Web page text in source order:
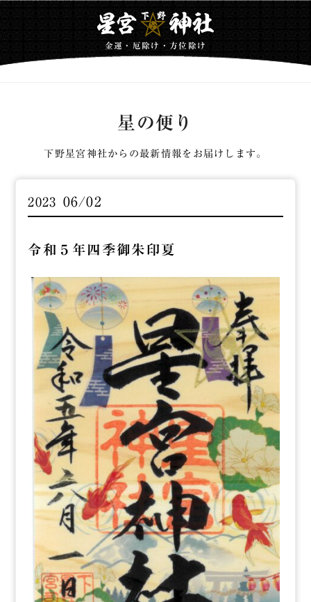
金運・厄除け・方位除け
星の便り
下野星宮神社からの最新情報をお届けします。
2023 06/02
令和５年四季御朱印夏